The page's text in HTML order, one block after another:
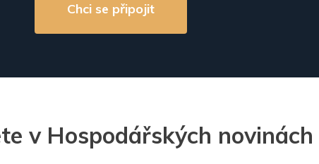
Chci se připojit
v Hospodářských novinách